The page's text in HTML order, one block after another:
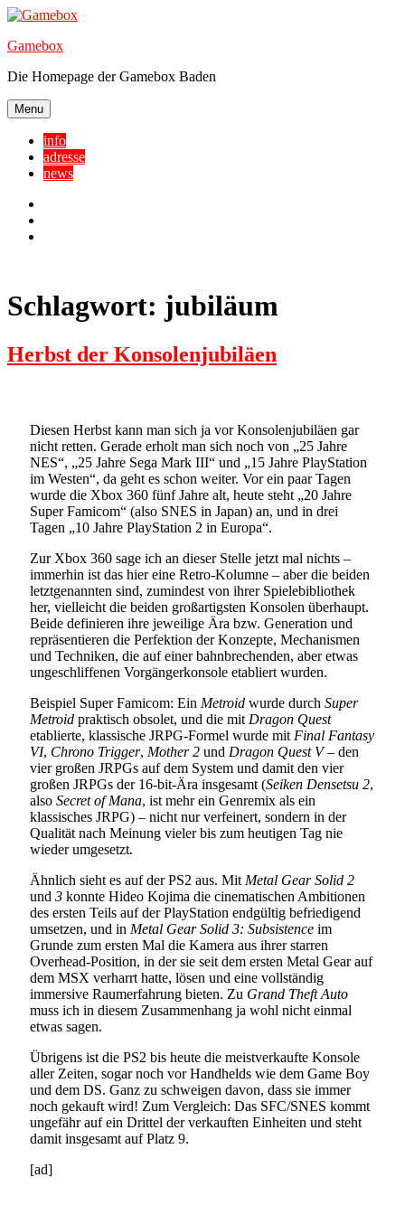
Skip
content
Gamebox
Die Homepage der Gamebox Baden
Menu
info
adresse
news
Schlagwort: jubiläum
Herbst der Konsolenjubiläen
Diesen Herbst kann man sich ja vor Konsolenjubiläen gar
nicht retten. Gerade erholt man sich noch von „25 Jahre
NES“, „25 Jahre Sega Mark III“ und „15 Jahre PlayStation
im Westen“, da geht es schon weiter. Vor ein paar Tagen
wurde die Xbox 360 fünf Jahre alt, heute steht „20 Jahre
Super Famicom“ (also SNES in Japan) an, und in drei
Tagen „10 Jahre PlayStation 2 in Europa“.
Zur Xbox 360 sage ich an dieser Stelle jetzt mal nichts –
immerhin ist das hier eine Retro-Kolumne – aber die beiden
letztgenannten sind, zumindest von ihrer Spielebibliothek
her, vielleicht die beiden großartigsten Konsolen überhaupt.
Beide definieren ihre jeweilige Ära bzw. Generation und
repräsentieren die Perfektion der Konzepte, Mechanismen
und Techniken, die auf einer bahnbrechenden, aber etwas
ungeschliffenen Vorgängerkonsole etabliert wurden.
Beispiel Super Famicom: Ein Metroid wurde durch Super
Metroid praktisch obsolet, und die mit Dragon Quest
etablierte, klassische JRPG-Formel wurde mit Final Fantasy
VI, Chrono Trigger, Mother 2 und Dragon Quest V– den
vier großen JRPGs auf dem System und damit den vier
großen JRPGs der 16-bit-Ära insgesamt (Seiken Densetsu 2,
also Secret of Mana, ist mehr ein Genremix als ein
klassisches JRPG) – nicht nur verfeinert, sondern in der
Qualität nach Meinung vieler bis zum heutigen Tag nie
wieder umgesetzt.
Ähnlich sieht es auf der PS2 aus. Mit Metal Gear Solid 2
und 3 konnte Hideo Kojima die cinematischen Ambitionen
des ersten Teils auf der PlayStation endgültig befriedigend
umsetzen, und in Metal Gear Solid 3: Subsistence im
Grunde zum ersten Mal die Kamera aus ihrer starren
Overhead-Position, in der sie seit dem ersten Metal Gear auf
dem MSX verharrt hatte, lösen und eine vollständig
immersive Raumerfahrung bieten. Zu Grand Theft Auto
muss ich in diesem Zusammenhang ja wohl nicht einmal
etwas sagen.
Übrigens ist die PS2 bis heute die meistverkaufte Konsole
aller Zeiten, sogar noch vor Handhelds wie dem Game Boy
und dem DS. Ganz zu schweigen davon, dass sie immer
noch gekauft wird! Zum Vergleich: Das SFC/SNES kommt
ungefähr auf ein Drittel der verkauften Einheiten und steht
damit insgesamt auf Platz 9.
[ad]